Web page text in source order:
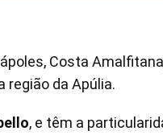
Costa
região da Apúlia.
, e têm a